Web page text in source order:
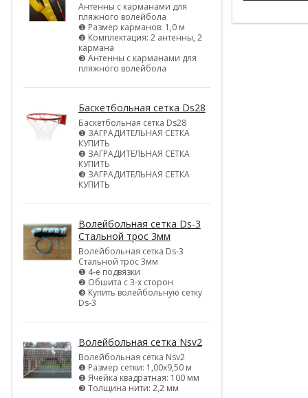
Антенны с карманами для
пляжного волейбола
❶ Размер карманов: 1,0 м
❷ Комплектация: 2 антенны, 2
кармана
❸ Антенны с карманами для
пляжного волейбола
Баскетбольная сетка Ds28
Баскетбольная сетка Ds28
❶ ЗАГРАДИТЕЛЬНАЯ СЕТКА
КУПИТЬ
❷ ЗАГРАДИТЕЛЬНАЯ СЕТКА
КУПИТЬ
❸ ЗАГРАДИТЕЛЬНАЯ СЕТКА
КУПИТЬ
Волейбольная сетка Ds-3
Стальной трос 3мм
Волейбольная сетка Ds-3
Стальной трос 3мм
❶ 4-е подвязки
❷ Обшита с 3-х сторон
❸ Купить волейбольную сетку
Ds-3
Волейбольная сетка Nsv2
Волейбольная сетка Nsv2
❶ Размер сетки: 1,00х9,50 м
❷ Ячейка квадратная: 100 мм
❸ Толщина нити: 2,2 мм